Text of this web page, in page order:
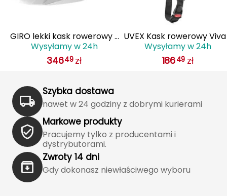
Julbo
KILLTEC
KONG
Kari Traa
Karpos
GIRO lekki kask rowerowy z
systemem wentylacji AGILIS
biały
Wysyłamy w 24h
34649 zł
UVEX Kask rowerowy
biały
Wysyłamy w 24h
18649 zł
Szybka dostawa
nawet w 24 godziny z dobrymi kurierami
Markowe produkty
Pracujemy tylko z producentami i
dystrybutorami.
Zwroty 14 dni
Gdy dokonasz niewłaściwego wyboru